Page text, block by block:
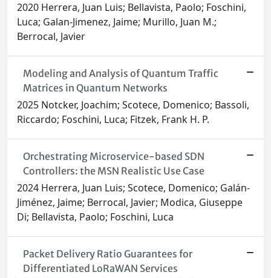
2020 Herrera, Juan Luis; Bellavista, Paolo; Foschini,
Luca; Galan-Jimenez, Jaime; Murillo, Juan M.;
Berrocal, Javier
Modeling and Analysis of Quantum Traffic
Matrices in Quantum Networks
2025 Notcker, Joachim; Scotece, Domenico; Bassoli,
Riccardo; Foschini, Luca; Fitzek, Frank H. P.
Orchestrating Microservice-based SDN
Controllers: the MSN Realistic Use Case
2024 Herrera, Juan Luis; Scotece, Domenico; Galán-
Jiménez, Jaime; Berrocal, Javier; Modica, Giuseppe
Di; Bellavista, Paolo; Foschini, Luca
Packet Delivery Ratio Guarantees for
Differentiated LoRaWAN Services